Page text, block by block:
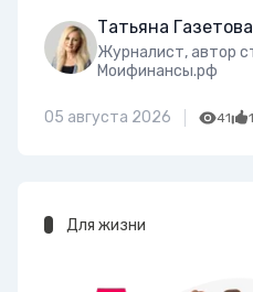
Татьяна Газетова
Журналист, автор
Моифинансы.рф
05 августа 2026 41 1
Для жизни